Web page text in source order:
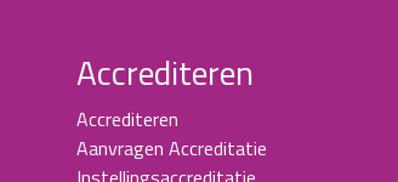
Accrediteren
Accrediteren
Aanvragen Accreditatie